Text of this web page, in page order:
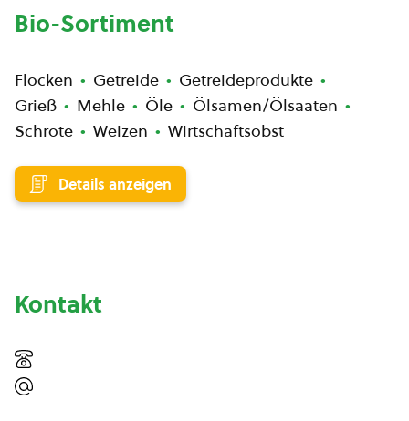
Bio-Sortiment
Flocken Getreide
Getreideprodukte
Grieß
Mehle Öle
Ölsamen/Ölsaaten
Schrote
Weizen Wirtschaftsobst
Details anzeigen
Kontakt